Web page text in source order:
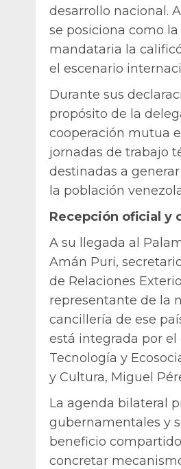
desarrollo nacional.
se posiciona como
mandataria la
el escenario
Durante sus
propósito de la
cooperación mutua
jornadas de trabajo
destinadas a
la población
Recepción oficial y
A su llegada al
Amán Puri,
de Relaciones
representante de la
cancillería de ese
está integrada por el
Tecnología y
y Cultura, Miguel
La agenda bilateral
gubernamentales y
beneficio
concretar